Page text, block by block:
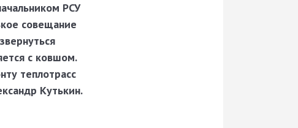
РСУ
совещание
с ковшом.
теплотрасс
Кутькин.